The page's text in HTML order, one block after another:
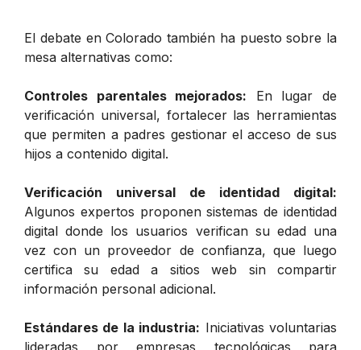
El debate en Colorado también ha puesto sobre la
mesa alternativas como:
Controles parentales mejorados: En lugar de
verificación universal, fortalecer las herramientas
que permiten a padres gestionar el acceso de sus
hijos a contenido digital.
Verificación universal de identidad digital:
Algunos expertos proponen sistemas de identidad
digital donde los usuarios verifican su edad una
vez con un proveedor de confianza, que luego
certifica su edad a sitios web sin compartir
información personal adicional.
Estándares de la industria: Iniciativas voluntarias
lideradas por empresas tecnológicas para